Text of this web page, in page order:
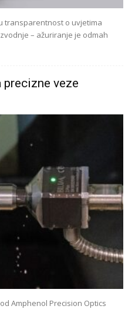
transparentnost o uvjetima
– ažuriranje je odmah
veze
Amphenol Precision Optics